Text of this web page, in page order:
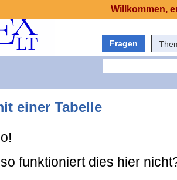
Fragen
einer Tabelle
funktioniert dies hier
Willkommen,